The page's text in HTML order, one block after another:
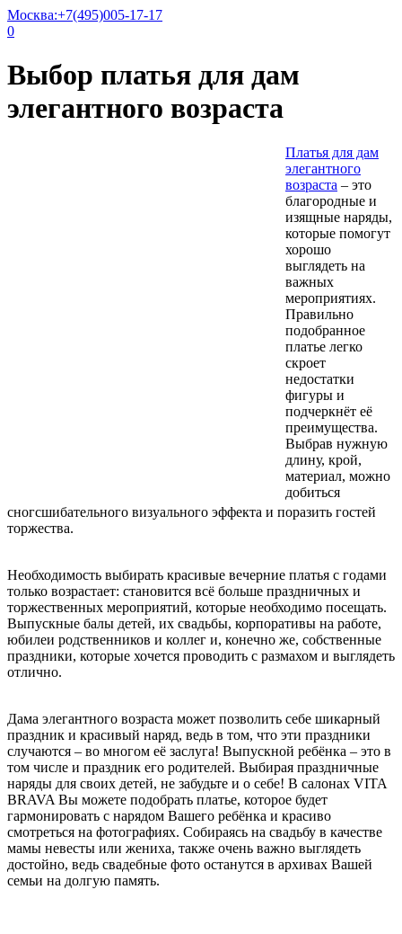
Москва:+7(495)005-17-17
0
Выбор платья для дам
элегантного возраста
Платья для дам
элегантного
возраста – это
благородные и
изящные наряды,
которые помогут
хорошо
выглядеть на
важных
мероприятиях.
Правильно
подобранное
платье легко
скроет
недостатки
фигуры и
подчеркнёт её
преимущества.
Выбрав нужную
длину, крой,
материал, можно
добиться
сногсшибательного визуального эффекта и поразить гостей
торжества.
Необходимость выбирать красивые вечерние платья с годами
только возрастает: становится всё больше праздничных и
торжественных мероприятий, которые необходимо посещать.
Выпускные балы детей, их свадьбы, корпоративы на работе,
юбилеи родственников и коллег и, конечно же, собственные
праздники, которые хочется проводить с размахом и выглядеть
отлично.
Дама элегантного возраста может позволить себе шикарный
праздник и красивый наряд, ведь в том, что эти праздники
случаются – во многом её заслуга! Выпускной ребёнка – это в
том числе и праздник его родителей. Выбирая праздничные
наряды для своих детей, не забудьте и о себе! В салонах VITA
BRAVA Вы можете подобрать платье, которое будет
гармонировать с нарядом Вашего ребёнка и красиво
смотреться на фотографиях. Собираясь на свадьбу в качестве
мамы невесты или жениха, также очень важно выглядеть
достойно, ведь свадебные фото останутся в архивах Вашей
семьи на долгую память.